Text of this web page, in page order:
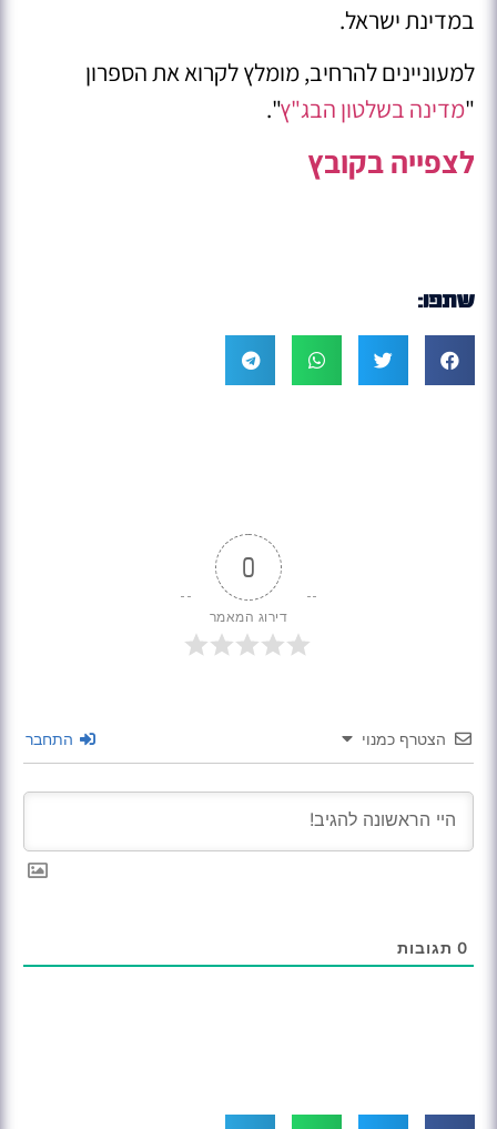
במדינת ישראל.
למעוניינים להרחיב, מומלץ לקרוא את הספרון
"מדינה בשלטון הבג"ץ".
לצפייה בקובץ
שתפו:
0
דירוג המאמר
הצטרף כמנוי התחבר
0 תגובות